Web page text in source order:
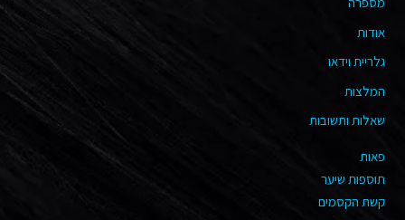
אודות
גלריית וידאו
המלצות
שאלות ותשובות
פאות
תוספות שיער
קשת הקסמים